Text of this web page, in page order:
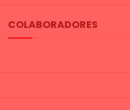
COLABORADORES